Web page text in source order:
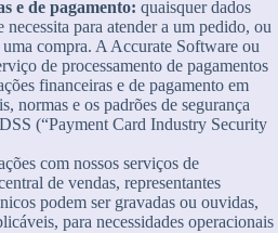
e de pagamento: quaisquer dados
para atender a um pedido, ou
compra. A Accurate Software ou
de processamento de pagamentos
financeiras e de pagamento em
normas e os padrões de segurança
(“Payment Card Industry Security
com nossos serviços de
de vendas, representantes
podem ser gravadas ou ouvidas,
para necessidades operacionais